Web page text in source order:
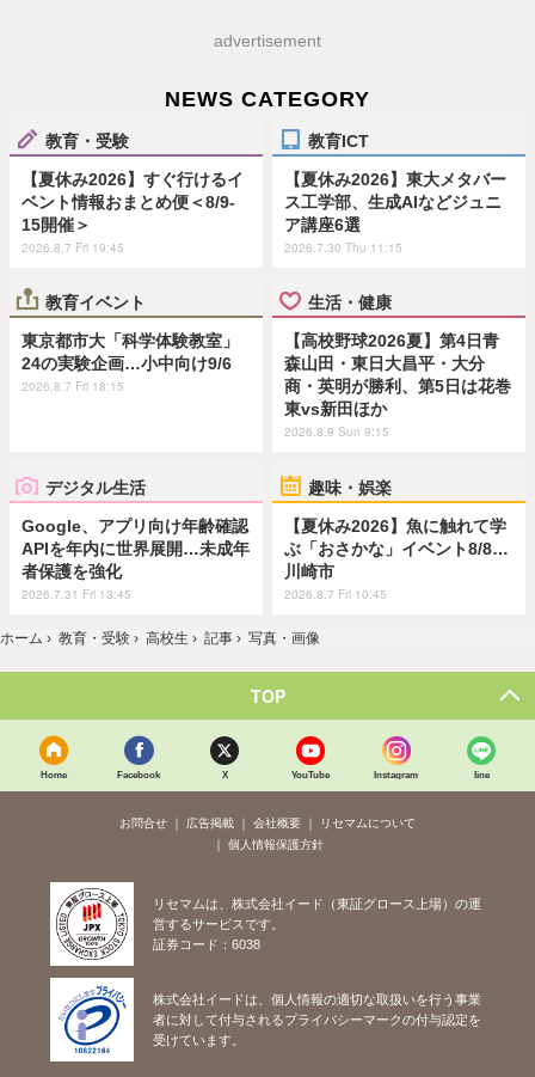
advertisement
NEWS CATEGORY
教育・受験
【夏休み2026】すぐ行けるイ
ベント情報おまとめ便＜8/9-
15開催＞
2026.8.7 Fri 19:45
教育ICT
【夏休み2026】東大メタバー
ス工学部、生成AIなどジュニ
ア講座6選
2026.7.30 Thu 11:15
教育イベント
東京都市大「科学体験教室」
24の実験企画…小中向け9/6
2026.8.7 Fri 18:15
生活・健康
【高校野球2026夏】第4日青
森山田・東日大昌平・大分
商・英明が勝利、第5日は花巻
東vs新田ほか
2026.8.9 Sun 9:15
デジタル生活
Google、アプリ向け年齢確認
APIを年内に世界展開…未成年
者保護を強化
2026.7.31 Fri 13:45
趣味・娯楽
【夏休み2026】魚に触れて学
ぶ「おさかな」イベント8/8…
川崎市
2026.8.7 Fri 10:45
ホーム › 教育・受験 › 高校生 › 記事 › 写真・画像
TOP
Home Facebook X YouTube Instagram line
お問合せ 広告掲載 会社概要
リセマムについて
個人情報保護方針
リセマムは、株式会社イード（東証グロース上場）の運
営するサービスです。
証券コード：6038
株式会社イードは、個人情報の適切な取扱いを行う事業
者に対して付与されるプライバシーマークの付与認定を
受けています。